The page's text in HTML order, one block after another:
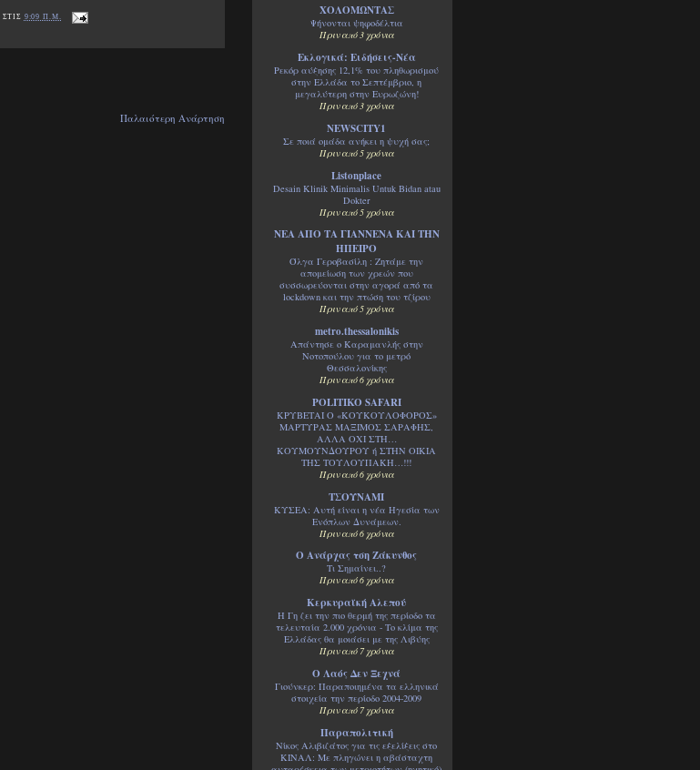
ΣΤΙΣ 9:09 Π.Μ.
Παλαιότερη Ανάρτηση
ΧΟΛΟΜΩΝΤΑΣ
Ψήνονται ψηφοδέλτια
Πριν από 3 χρόνια
Εκλογικά: Ειδήσεις-Νέα
Ρεκόρ αύξησης 12,1% του πληθωρισμού
στην Ελλάδα το Σεπτέμβριο, η
μεγαλύτερη στην Ευρωζώνη!
Πριν από 3 χρόνια
NEWSCITY1
Σε ποιά ομάδα ανήκει η ψυχή σας;
Πριν από 5 χρόνια
Listonplace
Desain Klinik Minimalis Untuk Bidan atau
Dokter
Πριν από 5 χρόνια
ΝΕΑ ΑΠΟ ΤΑ ΓΙΑΝΝΕΝΑ ΚΑΙ ΤΗΝ
ΗΠΕΙΡΟ
Όλγα Γεροβασίλη : Ζητάμε την
απομείωση των χρεών που
συσσωρεύονται στην αγορά από τα
lockdown και την πτώση του τζίρου
Πριν από 5 χρόνια
metro.thessalonikis
Απάντησε ο Καραμανλής στην
Νοτοπούλου για το μετρό
Θεσσαλονίκης
Πριν από 6 χρόνια
POLITIKO SAFARI
ΚΡΥΒΕΤΑΙ Ο «ΚΟΥΚΟΥΛΟΦΟΡΟΣ»
ΜΑΡΤΥΡΑΣ ΜΑΞΙΜΟΣ ΣΑΡΑΦΗΣ,
ΑΛΛΑ ΟΧΙ ΣΤΗ…
ΚΟΥΜΟΥΝΔΟΥΡΟΥ ή ΣΤΗΝ ΟΙΚΙΑ
ΤΗΣ ΤΟΥΛΟΥΠΑΚΗ…!!!
Πριν από 6 χρόνια
ΤΣΟΥΝΑΜΙ
ΚΥΣΕΑ: Αυτή είναι η νέα Ηγεσία των
Ενόπλων Δυνάμεων.
Πριν από 6 χρόνια
Ο Ανάρχας τση Ζάκυνθος
Τι Σημαίνει..?
Πριν από 6 χρόνια
Κερκυραϊκή Αλεπού
Η Γη ζει την πιο θερμή της περίοδο τα
τελευταία 2.000 χρόνια - Το κλίμα της
Ελλάδας θα μοιάσει με της Λιβύης
Πριν από 7 χρόνια
Ο Λαός Δεν Ξεχνά
Γιούνκερ: Παραποιημένα τα ελληνικά
στοιχεία την περίοδο 2004-2009
Πριν από 7 χρόνια
Παραπολιτική
Νίκος Αλιβιζάτος για τις εξελίξεις στο
ΚΙΝΑΛ: Με πληγώνει η αβάσταχτη